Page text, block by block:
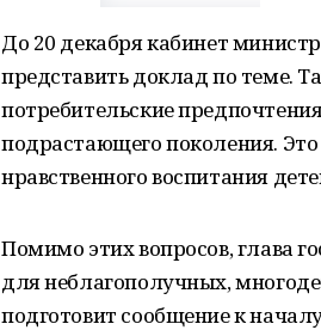
До 20 декабря кабинет
представить доклад по теме.
потребительские
подрастающего поколения. Это
нравственного воспитания
Помимо этих вопросов, глава
для неблагополучных,
подготовит сообщение к